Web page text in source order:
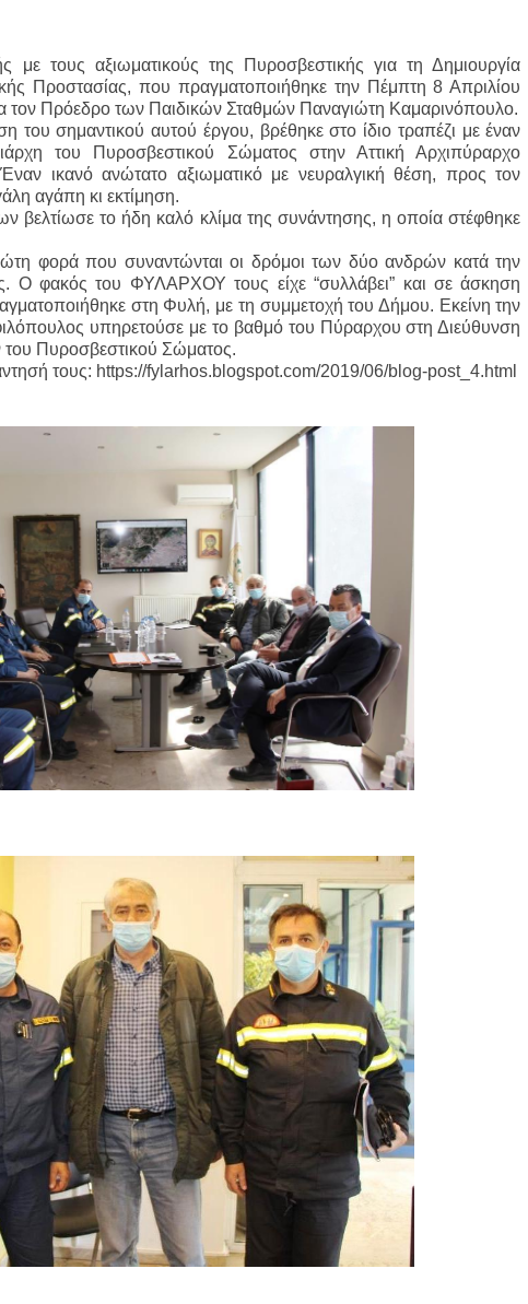
τους αξιωματικούς της Πυροσβεστικής για τη Δημιουργία
Προστασίας, που πραγματοποιήθηκε την Πέμπτη 8 Απριλίου
τον Πρόεδρο των Παιδικών Σταθμών Παναγιώτη Καμαρινόπουλο.
του σημαντικού αυτού έργου, βρέθηκε στο ίδιο τραπέζι με έναν
του Πυροσβεστικού Σώματος στην Αττική Αρχιπύραρχο
ικανό ανώτατο αξιωματικό με νευραλγική θέση, προς τον
αγάπη κι εκτίμηση.
βελτίωσε το ήδη καλό κλίμα της συνάντησης, η οποία στέφθηκε
φορά που συναντώνται οι δρόμοι των δύο ανδρών κατά την
Ο φακός του ΦΥΛΑΡΧΟΥ τους είχε “συλλάβει” και σε άσκηση
στη Φυλή, με τη συμμετοχή του Δήμου. Εκείνη την
υπηρετούσε με το βαθμό του Πύραρχου στη Διεύθυνση
Πυροσβεστικού Σώματος.
τους: https://fylarhos.blogspot.com/2019/06/blog-post_4.html